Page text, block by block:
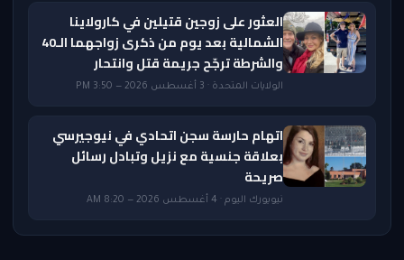
العثور على زوجين قتيلين في كارولاينا
الشمالية بعد يوم من ذكرى زواجهما الـ40
والشرطة ترجّح جريمة قتل وانتحار
الولايات المتحدة · 3 أغسطس 2026 — 3:50 PM
اتهام حارسة سجن اتحادي في نيوجيرسي
بعلاقة جنسية مع نزيل وتبادل رسائل
صريحة
نيويورك اليوم · 4 أغسطس 2026 — 8:20 AM